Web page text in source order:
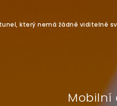
který nemá žádné viditelné
Mobilní